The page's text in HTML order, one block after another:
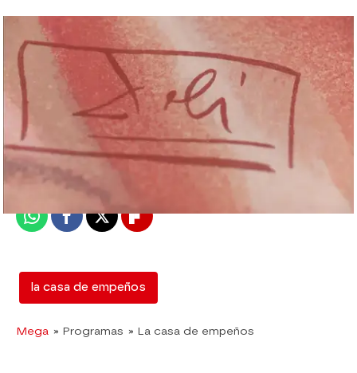
mega
Madrid
Publicado:
WhatsappFacebook
X Flipboard
la casa de empeños
Mega » Programas » La casa de empeños